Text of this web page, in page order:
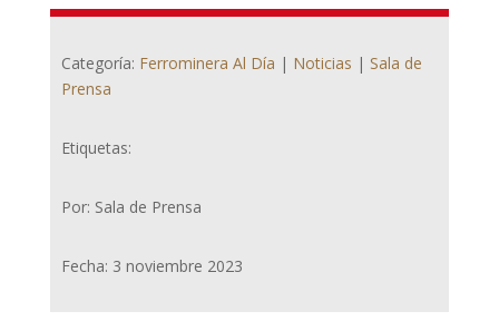
Categoría: Ferrominera Al Día | Noticias | Sala de
Prensa
Etiquetas:
Por: Sala de Prensa
Fecha: 3 noviembre 2023